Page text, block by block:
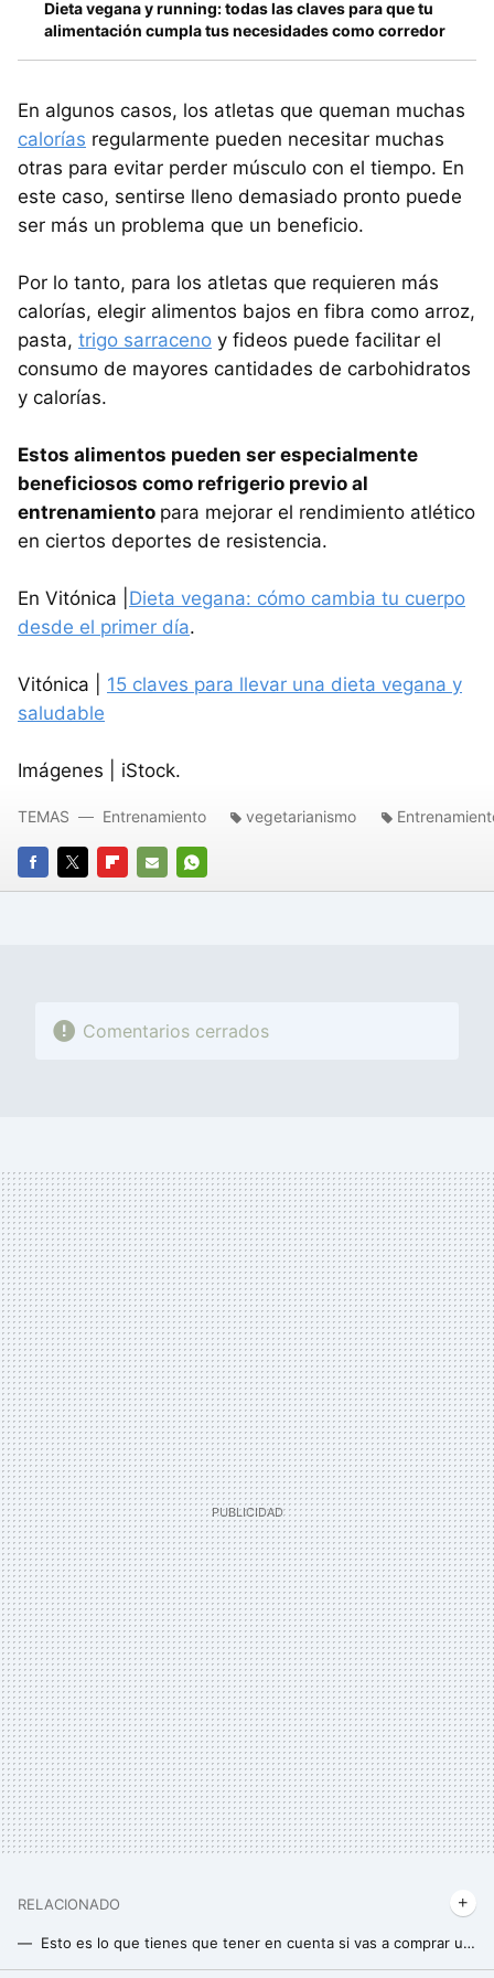
Dieta vegana y running: todas las claves para que tu
alimentación cumpla tus necesidades como corredor
En algunos casos, los atletas que queman muchas
calorías regularmente pueden necesitar muchas
otras para evitar perder músculo con el tiempo. En
este caso, sentirse lleno demasiado pronto puede
ser más un problema que un beneficio.
Por lo tanto, para los atletas que requieren más
calorías, elegir alimentos bajos en fibra como arroz,
pasta, trigo sarraceno y fideos puede facilitar el
consumo de mayores cantidades de carbohidratos
y calorías.
Estos alimentos pueden ser especialmente
beneficiosos como refrigerio previo al
entrenamiento para mejorar el rendimiento atlético
en ciertos deportes de resistencia.
En Vitónica | Dieta vegana: cómo cambia tu cuerpo
desde el primer día.
Vitónica | 15 claves para llevar una dieta vegana y
saludable
Imágenes | iStock.
FACEBOOK
TWITTERFLIPBOARD
E-
WHATSAPP
TEMAS Entrenamiento vegetarianismo
Comentarios cerrados
RELACIONADO
Esto es lo que tienes que tener en cuenta si vas a comprar unas kettlebells o pesas rusas